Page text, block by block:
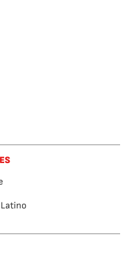
Latino